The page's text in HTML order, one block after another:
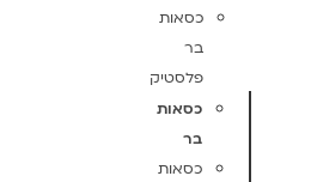
כסאות
בר
פלסטיק
כסאות
בר
כסאות